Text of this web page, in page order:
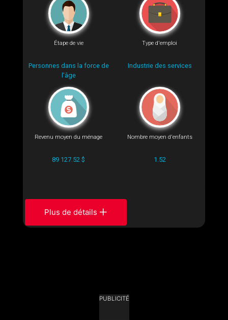
Étape de vie
Personnes dans la force de
l'âge
Type d'emploi
Industrie des services
Revenu moyen du ménage
89 127.52 $
Nombre moyen d'enfants
1.52
Plus de détails
PUBLICITÉ